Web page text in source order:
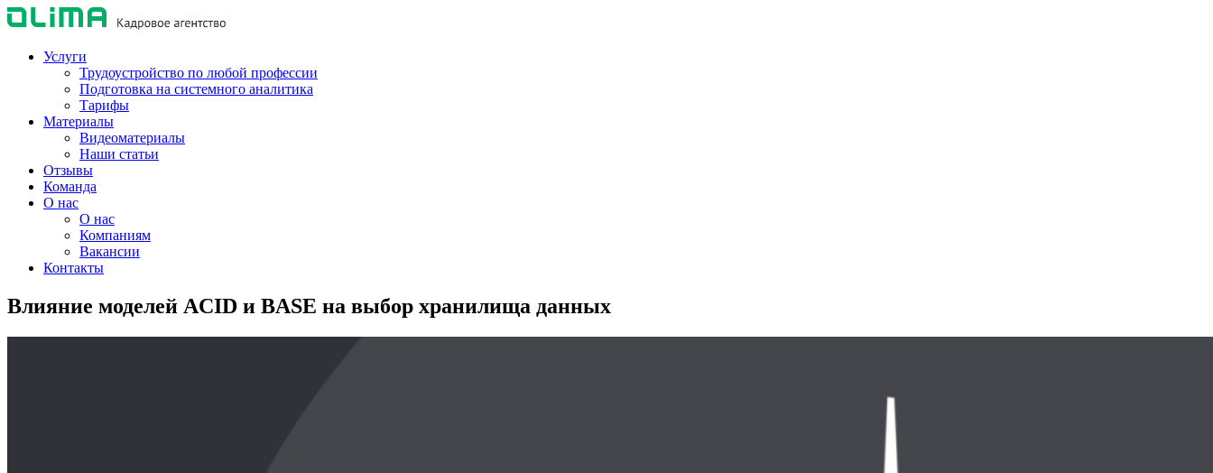
Услуги
Трудоустройство по любой профессии
Подготовка на системного аналитика
Тарифы
Материалы
Видеоматериалы
Наши статьи
Отзывы
Команда
О нас
О нас
Компаниям
Вакансии
Контакты
Влияние моделей ACID и BASE на выбор хранилища данных